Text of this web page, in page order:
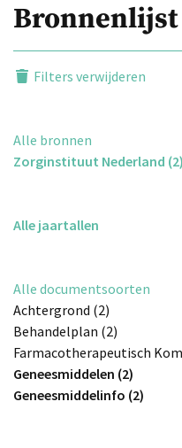
Bronnenlijst
Filters verwijderen
Alle bronnen
Zorginstituut Nederland (2)
Alle jaartallen
Alle documentsoorten
Achtergrond (2)
Behandelplan (2)
Farmacotherapeutisch
Geneesmiddelen (2)
Geneesmiddelinfo (2)